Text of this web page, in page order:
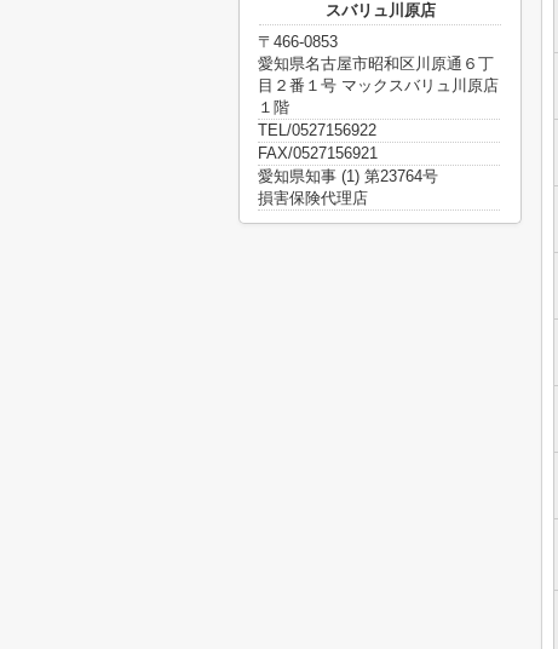
スバリュ川原店
〒466-0853
愛知県名古屋市昭和区川原通６丁
目２番１号 マックスバリュ川原店
１階
TEL/0527156922
FAX/0527156921
愛知県知事 (1) 第23764号
損害保険代理店